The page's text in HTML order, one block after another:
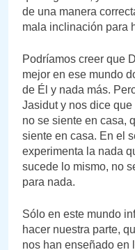
de una manera
mala inclinación para
Podríamos creer que
mejor en ese mundo
de Él y nada más.
Jasidut y nos dice
no se siente en casa,
siente en casa. En el
experimenta la nada
sucede lo mismo, no
para nada.
Sólo en este mundo
hacer nuestra parte,
nos han enseñado en